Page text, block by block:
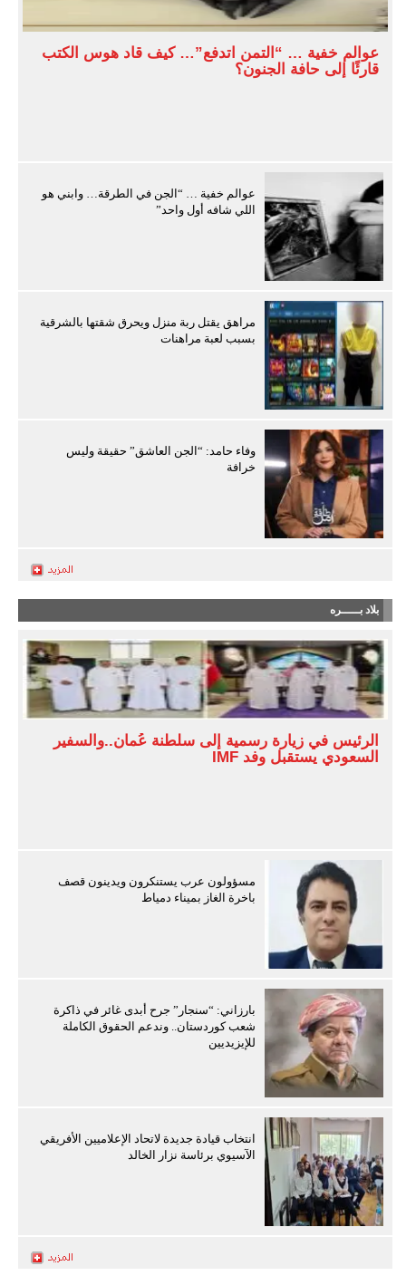
عوالم خفية … “التمن اتدفع”… كيف قاد هوس الكتب
قارئًا إلى حافة الجنون؟
عوالم خفية … “الجن في الطرقة… وابني هو
اللي شافه أول واحد”
مراهق يقتل ربة منزل ويحرق شقتها بالشرقية
بسبب لعبة مراهنات
وفاء حامد: “الجن العاشق” حقيقة وليس
خرافة
بلاد بـــــره
الرئيس في زيارة رسمية إلى سلطنة عُمان..والسفير
السعودي يستقبل وفد IMF
مسؤولون عرب يستنكرون ويدينون قصف
باخرة الغاز بميناء دمياط
بارزاني: “سنجار” جرح أبدى غائر في ذاكرة
شعب كوردستان.. وندعم الحقوق الكاملة
للإيزيديين
انتخاب قيادة جديدة لاتحاد الإعلاميين الأفريقي
الآسيوي برئاسة نزار الخالد